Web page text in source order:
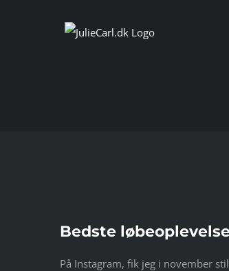
større
Bedste
På Instagram, fik jeg i november